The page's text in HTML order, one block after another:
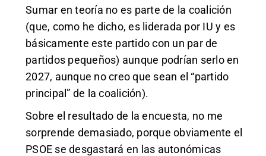
Sumar en teoría no es parte de la coalición
(que, como he dicho, es liderada por IU y es
básicamente este partido con un par de
partidos pequeños) aunque podrían serlo en
2027, aunque no creo que sean el “partido
principal” de la coalición).
Sobre el resultado de la encuesta, no me
sorprende demasiado, porque obviamente el
PSOE se desgastará en las autonómicas